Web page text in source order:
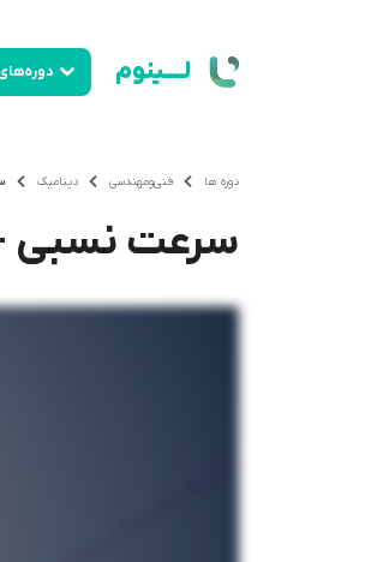
لــــینوم
دوره ها فنی‌ومهندسی دینامیک
سرعت نسبی